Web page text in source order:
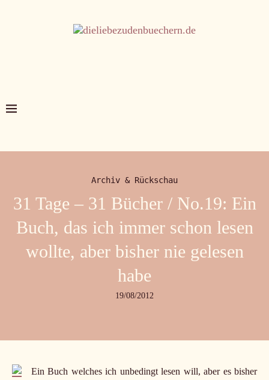
Archiv & Rückschau
31 Tage – 31 Bücher / No.19: Ein
Buch, das ich immer schon lesen
wollte, aber bisher nie gelesen
habe
19/08/2012
Ein Buch welches ich unbedingt lesen will, aber es bisher